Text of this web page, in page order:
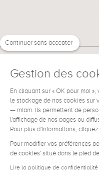
BESOIN
Continuer sans accepter
Gestion des
En cliquant sur « OK pour moi »,
le stockage de nos cookies sur
— miam. Ils permettent de
l'affichage de nos pages ou
Pour plus d'informations,
Pour modifier vos préférences
de cookies' situé dans le pied
Lire la politique de confidentialité